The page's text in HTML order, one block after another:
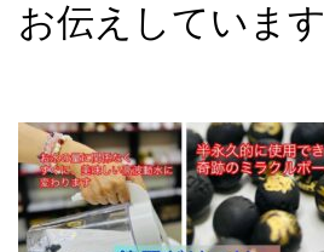
お伝えしています